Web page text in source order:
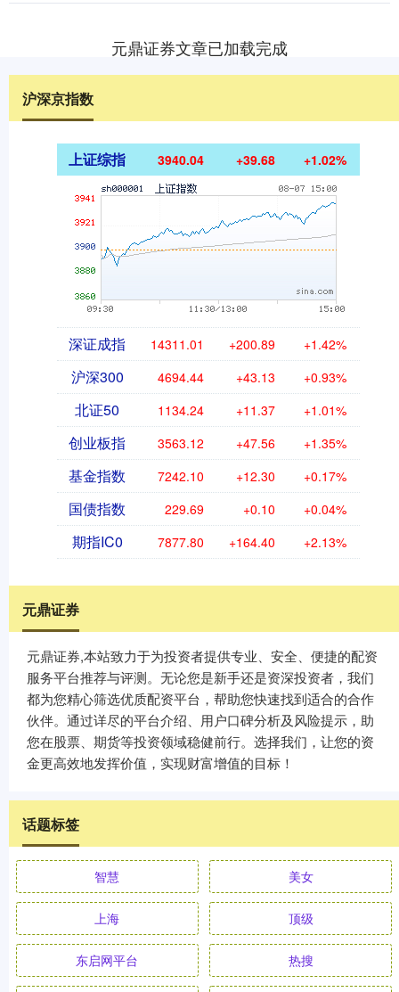
元鼎证券文章已加载完成
沪深京指数
上证综指 3940.04 +39.68 +1.02%
深证成指 14311.01 +200.89 +1.42%
沪深300 4694.44 +43.13 +0.93%
北证50 1134.24 +11.37 +1.01%
创业板指 3563.12 +47.56 +1.35%
基金指数 7242.10 +12.30 +0.17%
国债指数 229.69 +0.10 +0.04%
期指IC0 7877.80 +164.40 +2.13%
元鼎证券
元鼎证券,本站致力于为投资者提供专业、安全、便捷的配资
服务平台推荐与评测。无论您是新手还是资深投资者，我们
都为您精心筛选优质配资平台，帮助您快速找到适合的合作
伙伴。通过详尽的平台介绍、用户口碑分析及风险提示，助
您在股票、期货等投资领域稳健前行。选择我们，让您的资
金更高效地发挥价值，实现财富增值的目标！
话题标签
智慧 美女
上海 顶级
东启网平台 热搜